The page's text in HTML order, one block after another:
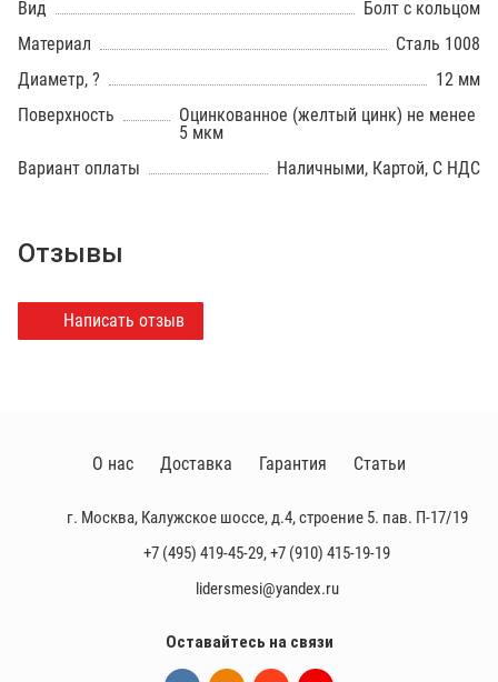
Вид
Болт с кольцом
Материал
Сталь 1008
Диаметр, ?
12 мм
Поверхность
Оцинкованное (желтый цинк) не менее
5 мкм
Вариант оплаты
Наличными, Картой, С НДС
Отзывы
Написать отзыв
г. Москва, Калужское шоссе, д.4, строение 5. пав. П-17/19
+7 (495) 419-45-29,+7 (910) 415-19-19
lidersmesi@yandex.ru
О нас Доставка Гарантия Статьи
Оставайтесь на связи